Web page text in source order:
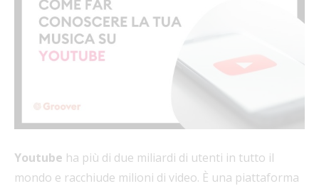
Youtube ha più di due miliardi di utenti in tutto il
mondo e racchiude milioni di video. È una piattaforma